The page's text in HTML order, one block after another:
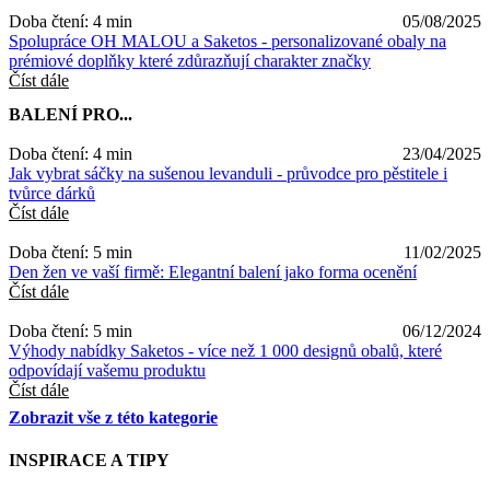
Doba čtení: 4 min
05/08/2025
Spolupráce OH MALOU a Saketos - personalizované obaly na
prémiové doplňky které zdůrazňují charakter značky
Číst dále
BALENÍ PRO...
Doba čtení: 4 min
23/04/2025
Jak vybrat sáčky na sušenou levanduli - průvodce pro pěstitele i
tvůrce dárků
Číst dále
Doba čtení: 5 min
11/02/2025
Den žen ve vaší firmě: Elegantní balení jako forma ocenění
Číst dále
Doba čtení: 5 min
06/12/2024
Výhody nabídky Saketos - více než 1 000 designů obalů, které
odpovídají vašemu produktu
Číst dále
Zobrazit vše z této kategorie
INSPIRACE A TIPY